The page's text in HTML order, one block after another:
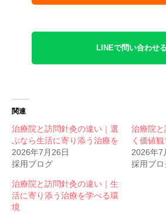
LINEで問い合わせる
関連
治療院と訪問針灸の違い｜選
ぶなら生活に寄り添う治療を
2026年7月26日
採用ブログ
治療院
く価値
2026年7
採用ブロ
治療院と訪問針灸の違い｜生
活に寄り添う治療を学べる環
境